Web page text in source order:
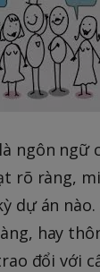
ngôn ngữ
rõ ràng,
dự án nào.
hay
đổi với